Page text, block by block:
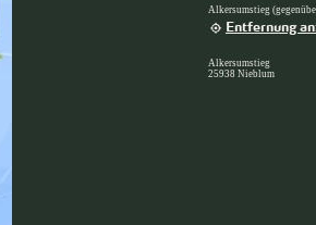
Alkersumstieg
Entfernung
Alkersumstieg
25938 Nieblum